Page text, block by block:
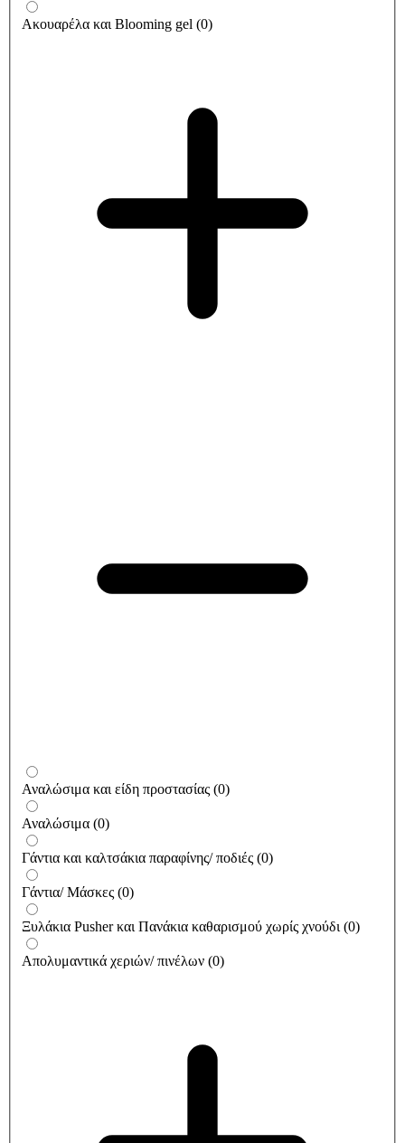
Ακουαρέλα και Blooming gel (0)
Αναλώσιμα και είδη προστασίας (0)
Αναλώσιμα (0)
Γάντια και καλτσάκια παραφίνης/ ποδιές (0)
Γάντια/ Μάσκες (0)
Ξυλάκια Pusher και Πανάκια καθαρισμού χωρίς χνούδι (0)
Απολυμαντικά χεριών/ πινέλων (0)